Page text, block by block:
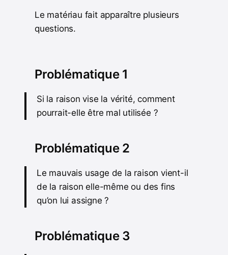
Le matériau fait apparaître plusieurs
questions.
Problématique 1
Si la raison vise la vérité, comment
pourrait-elle être mal utilisée ?
Problématique 2
Le mauvais usage de la raison vient-il
de la raison elle-même ou des fins
qu’on lui assigne ?
Problématique 3